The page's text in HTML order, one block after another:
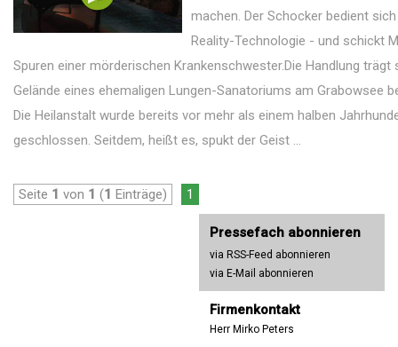
machen. Der Schocker bedient
Reality-Technologie - und schickt
Spuren einer mörderischen Krankenschwester.Die Handlung trägt
Gelände eines ehemaligen Lungen-Sanatoriums am Grabowsee
Die Heilanstalt wurde bereits vor mehr als einem halben
geschlossen. Seitdem, heißt es, spukt der Geist ...
Seite 1 von 1 (1 Einträge) 1
Pressefach abonnieren
via RSS-Feed abonnieren
via E-Mail abonnieren
Firmenkontakt
Herr Mirko Peters